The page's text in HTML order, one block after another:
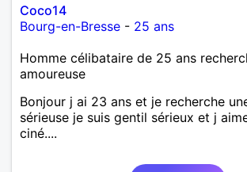
Coco14
Bourg-en-Bresse - 25 ans
Homme célibataire de 25 ans
amoureuse
Bonjour j ai 23 ans et je recherche
sérieuse je suis gentil sérieux et j
ciné....